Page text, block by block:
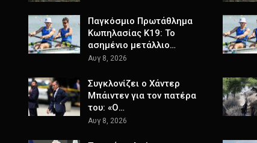
Παγκόσμιο Πρωτάθλημα
Κωπηλασίας Κ19: Το
ασημένιο μετάλλιο…
Αυγ 8, 2026
Συγκλονίζει ο Χάντερ
Μπάιντεν για τον πατέρα
του: «Ο…
Αυγ 8, 2026